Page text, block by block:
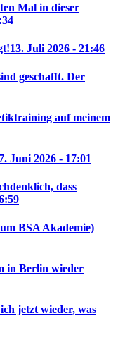
Mal in dieser
13. Juli 2026 - 21:46
geschafft. Der
auf meinem
Juni 2026 - 17:01
dass
BSA Akademie)
in Berlin wieder
jetzt wieder, was